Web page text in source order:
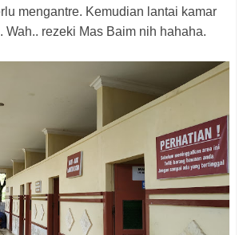
mengantre. Kemudian lantai kamar
Wah.. rezeki Mas Baim nih hahaha.